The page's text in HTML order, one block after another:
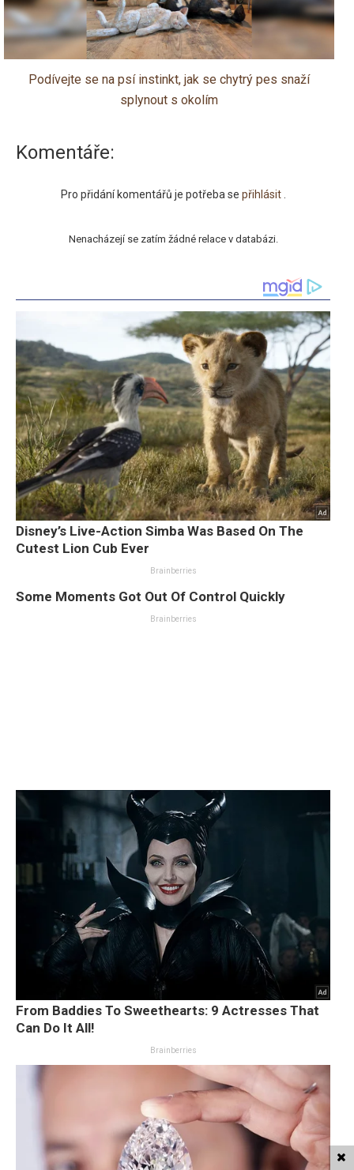
Podívejte se na psí instinkt, jak se chytrý pes snaží
splynout s okolím
Komentáře:
Pro přidání komentářů je potřeba se přihlásit
Nenacházejí se zatím žádné relace v databázi.